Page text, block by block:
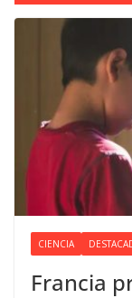
CIENCIA
Francia